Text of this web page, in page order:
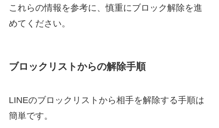
これらの情報を参考に、慎重にブロック解除を進
めてください。
ブロックリストからの解除手順
LINEのブロックリストから相手を解除する手順は
簡単です。